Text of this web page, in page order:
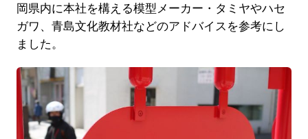
岡県内に本社を構える模型メーカー・タミヤやハセ
ガワ、青島文化教材社などのアドバイスを参考にし
ました。